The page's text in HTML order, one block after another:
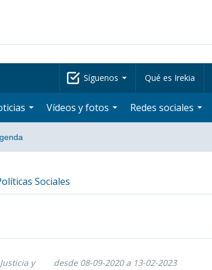
Síguenos Qué es Irekia
Vídeos y fotos Redes sociales
Sociales
y
desde 08-09-2020 a 13-02-2023